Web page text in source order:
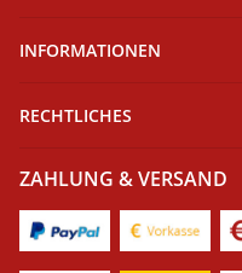
INFORMATIONEN
RECHTLICHES
ZAHLUNG & VERSAND